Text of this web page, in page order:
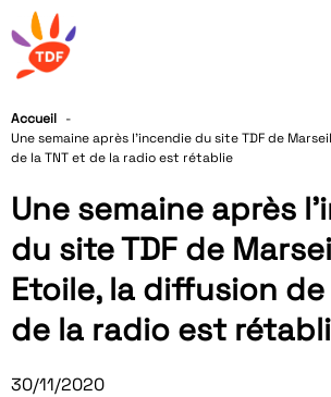
Accueil
Une semaine après l’incendie du site TDF de
de la TNT et de la radio est rétablie
Une semaine après
du site TDF de
Etoile, la diffusion de
de la radio est
30/11/2020